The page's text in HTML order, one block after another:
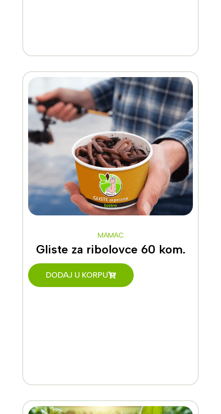
MAMAC
Gliste za ribolovce 60 kom.
DODAJ U KORPU